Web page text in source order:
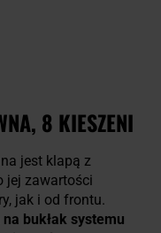
8 KIESZENI
jest klapą z
jej zawartości
jak i od frontu.
bukłak systemu